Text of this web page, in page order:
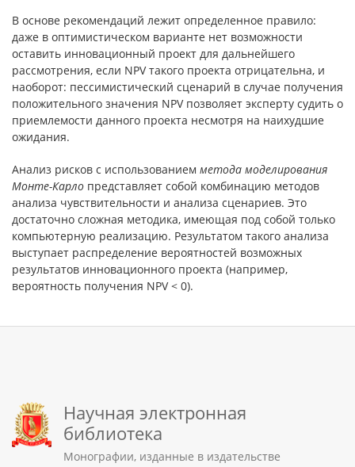
В основе рекомендаций лежит определенное правило:
даже в оптимистическом варианте нет возможности
оставить инновационный проект для дальнейшего
рассмотрения, если NPV такого проекта отрицательна, и
наоборот: пессимистический сценарий в случае получения
положительного значения NPV позволяет эксперту судить о
приемлемости данного проекта несмотря на наихудшие
ожидания.
Анализ рисков с использованием метода моделирования
Монте-Карло представляет собой комбинацию методов
анализа чувствительности и анализа сценариев. Это
достаточно сложная методика, имеющая под собой только
компьютерную реализацию. Результатом такого анализа
выступает распределение вероятностей возможных
результатов инновационного проекта (например,
вероятность получения NPV < 0).
Научная электронная
библиотека
Монографии, изданные в издательстве